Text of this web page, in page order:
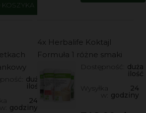
KOSZYKA
duża
ilość
w:
24
godziny
4x Herbalife Koktajl
Formuła 1 różne smaki
Dostępność: duża
ilość
Wysyłka
w:
24
godziny